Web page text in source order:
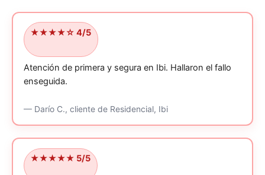
★★★★☆ 4/5
Atención de primera y segura en Ibi. Hallaron el fallo
enseguida.
—Darío C., clientede Residencial, Ibi
★★★★★ 5/5